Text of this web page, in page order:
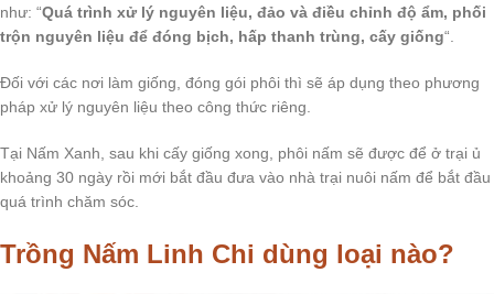
như: “Quá trình xử lý nguyên liệu, đảo và điều chỉnh độ ẩm, phối
trộn nguyên liệu để đóng bịch, hấp thanh trùng, cấy giống“.
Đối với các nơi làm giống, đóng gói phôi thì sẽ áp dụng theo phương
pháp xử lý nguyên liệu theo công thức riêng.
Tại Nấm Xanh, sau khi cấy giống xong, phôi nấm sẽ được để ở trại ủ
khoảng 30 ngày rồi mới bắt đầu đưa vào nhà trại nuôi nấm để bắt đầu
quá trình chăm sóc.
Trồng Nấm Linh Chi dùng loại nào?